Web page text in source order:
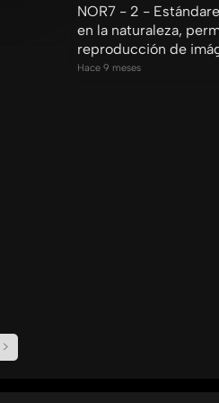
NOR7 - 2 -
en la naturaleza,
reproducción de
Hace 9 meses
>